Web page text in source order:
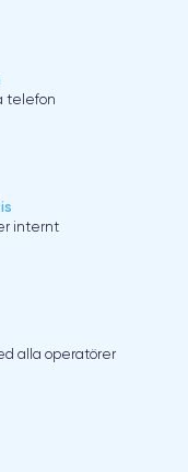
telefon
internt
alla operatörer